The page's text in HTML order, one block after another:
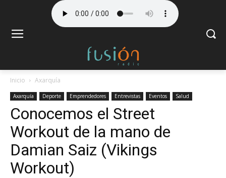
Inicio Axarquía
Axarquía Deporte Emprendedores Entrevistas Eventos Salud
Conocemos el Street
Workout de la mano de
Damian Saiz (Vikings
Workout)